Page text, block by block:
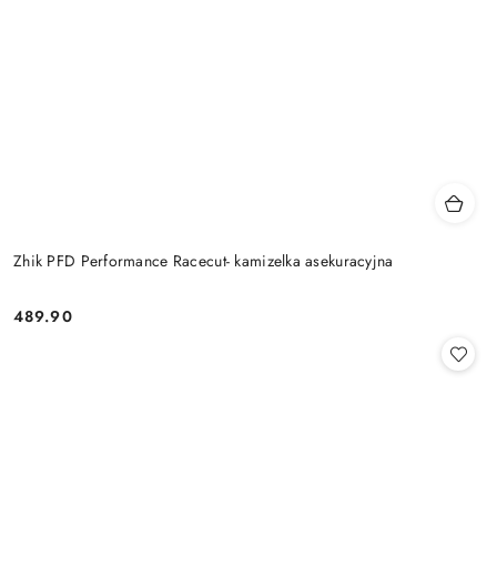
Zhik PFD Performance Racecut- kamizelka asekuracyjna
Cena:
489.90